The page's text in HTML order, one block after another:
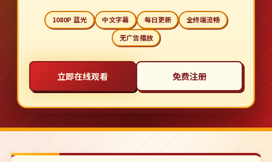
1080P 蓝光 中文字幕 每日更新
全终端流畅
无广告播放
立即在线观看 免费注册